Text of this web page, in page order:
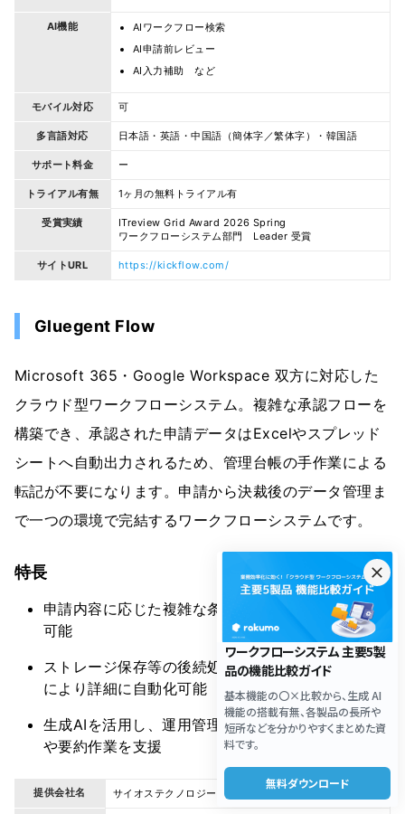
AI機能
AIワークフロー検索
AI申請前レビュー
AI入力補助 など
モバイル対応 可
多言語対応 日本語・英語・中国語（簡体字／繁体字）・韓国語
サポート料金 ー
トライアル有無 1ヶ月の無料トライアル有
受賞実績
ITreview Grid Award 2026 Spring
ワークフローシステム部門 Leader 受賞
サイトURL https://kickflow.com/
Gluegent Flow
Microsoft 365・Google Workspace 双方に対応した
クラウド型ワークフローシステム。複雑な承認フローを
構築でき、承認された申請データはExcelやスプレッド
シートへ自動出力されるため、管理台帳の手作業による
転記が不要になります。申請から決裁後のデータ管理ま
で一つの環境で完結するワークフローシステムです。
特長
申請内容に応じた複雑な条件分岐経路を個別に設定
可能
ストレージ保存等の後続処理を、個別のルール設定
により詳細に自動化可能
生成AIを活用し、運用管理に必要な複雑な設定作成
や要約作業を支援
提供会社名 サイオステクノロジー株式会社